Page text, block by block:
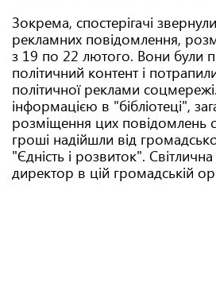
Зокрема, спостерігачі
рекламних повідомлення,
з 19 по 22 лютого. Вони були
політичний контент і
політичної реклами
інформацією в "бібліотеці",
розміщення цих повідомлень
гроші надійшли від
"Єдність і розвиток".
директор в цій громадській